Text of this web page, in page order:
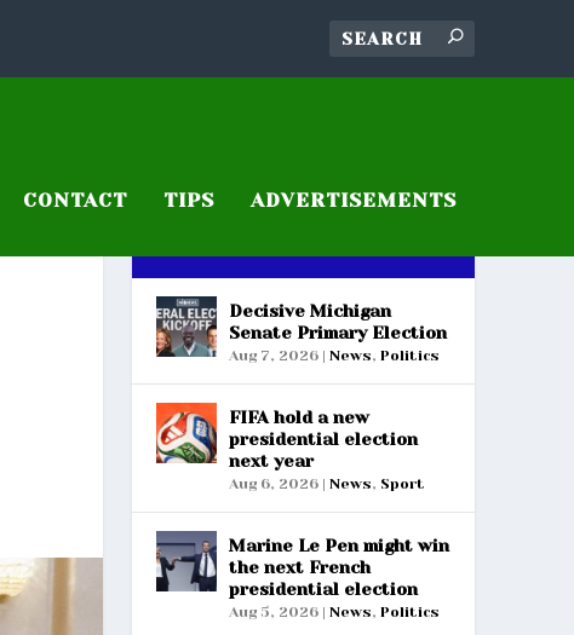
CONTACT TIPS ADVERTISEMENTS
Decisive Michigan
Senate Primary Election
Aug 7, 2026| News, Politics
FIFA hold a new
presidential election
next year
Aug 6, 2026| News, Sport
Marine Le Pen might win
the next French
presidential election
Aug 5, 2026| News, Politics